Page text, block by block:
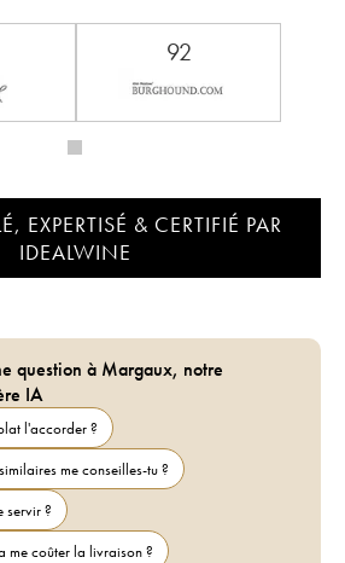
92
EXPERTISÉ & CERTIFIÉ PAR
IDEALWINE
question à Margaux, notre
IA
l'accorder ?
me conseilles-tu ?
servir ?
me coûter la livraison ?